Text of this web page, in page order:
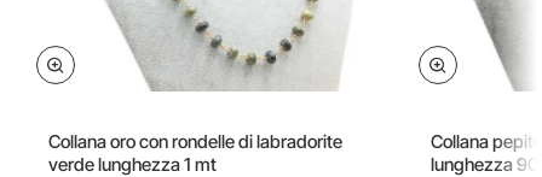
Collana oro con rondelle di labradorite
verde lunghezza 1 mt
Collana
lunghezza